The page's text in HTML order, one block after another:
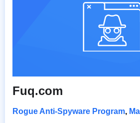
Fuq.com
Rogue Anti-Spyware Program,